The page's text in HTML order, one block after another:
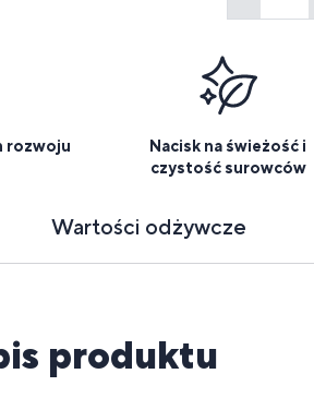
rozwoju
Nacisk na świeżość i
czystość surowców
Wartości odżywcze
produktu